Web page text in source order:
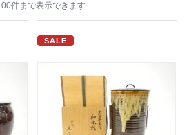
件まで表示できます
SALE